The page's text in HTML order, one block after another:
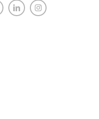
REKORD I SIMPELHET